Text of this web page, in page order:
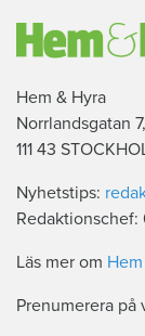
Hem & Hyra
Norrlandsgatan
111 43
Nyhetstips:
Redaktionschef:
Läs mer om
Prenumerera på